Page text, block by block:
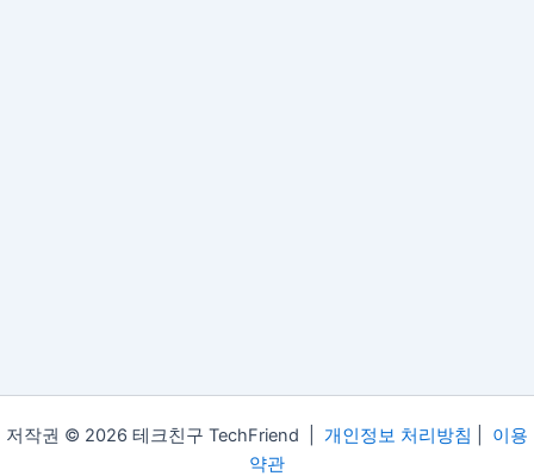
저작권 © 2026 테크친구 TechFriend | 개인정보 처리방침
이용
약관